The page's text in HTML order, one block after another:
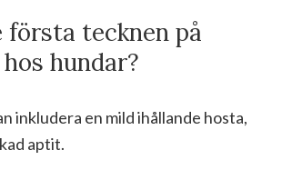
första tecknen på
hundar?
inkludera en mild ihållande hosta,
aptit.